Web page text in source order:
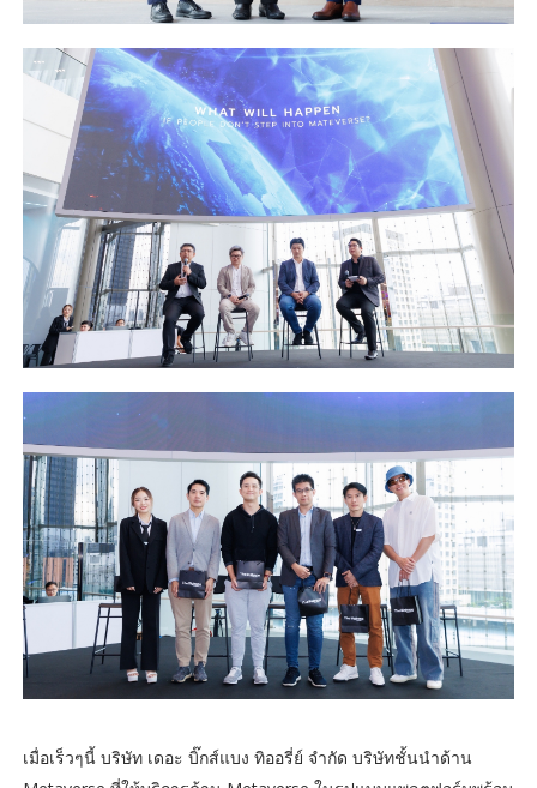
เมื่อเร็วๆนี้ บริษัท เดอะ บิ๊กส์แบง ทิออรี่ย์ จำกัด บริษัทชั้นนำด้าน